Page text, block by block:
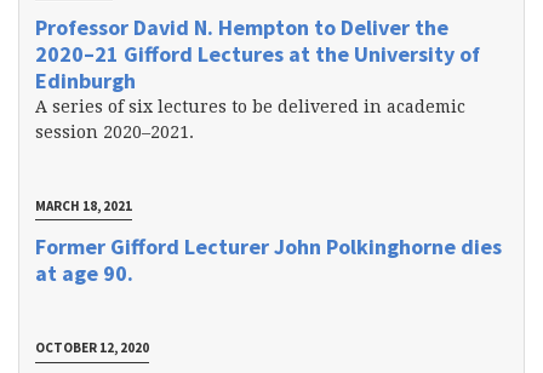
Professor David N. Hempton to Deliver the
2020–21 Gifford Lectures at the University of
Edinburgh
A series of six lectures to be delivered in academic
session 2020–2021.
MARCH 18, 2021
Former Gifford Lecturer John Polkinghorne dies
at age 90.
OCTOBER 12, 2020